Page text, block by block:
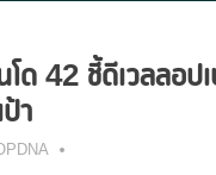
ด 42 ชี้ดีเวลลอป
า